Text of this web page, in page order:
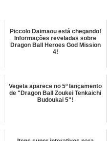
Piccolo Daimaou está chegando!
Informações reveladas sobre
Dragon Ball Heroes God Mission
4!
Vegeta aparece no 5º lançamento
de "Dragon Ball Zoukei Tenkaichi
Budoukai 5"!